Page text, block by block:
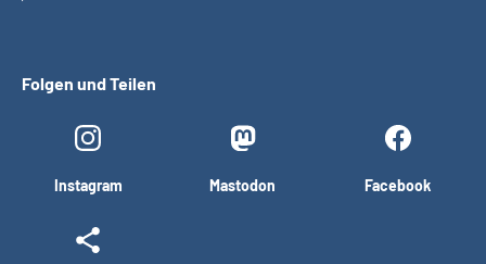
Folgen und Teilen
Instagram Mastodon Facebook